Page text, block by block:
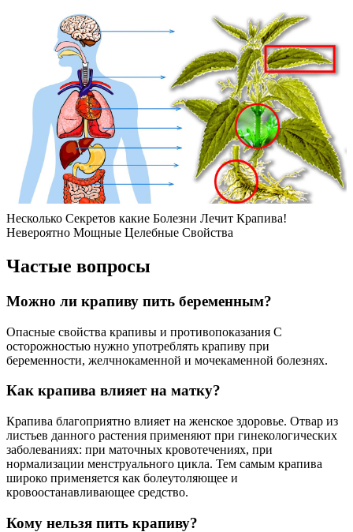
Несколько Секретов какие Болезни Лечит Крапива!
Невероятно Мощные Целебные Свойства
Частые вопросы
Можно ли крапиву пить беременным?
Опасные свойства крапивы и противопоказания С
осторожностью нужно употреблять крапиву при
беременности, желчнокаменной и мочекаменной болезнях.
Как крапива влияет на матку?
Крапива благоприятно влияет на женское здоровье. Отвар из
листьев данного растения применяют при гинекологических
заболеваниях: при маточных кровотечениях, при
нормализации менструального цикла. Тем самым крапива
широко применяется как болеутоляющее и
кровоостанавливающее средство.
Кому нельзя пить крапиву?